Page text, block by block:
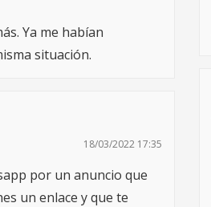
Ya me habían
situación.
18/03/2022 17:35
por un anuncio que
un enlace y que te